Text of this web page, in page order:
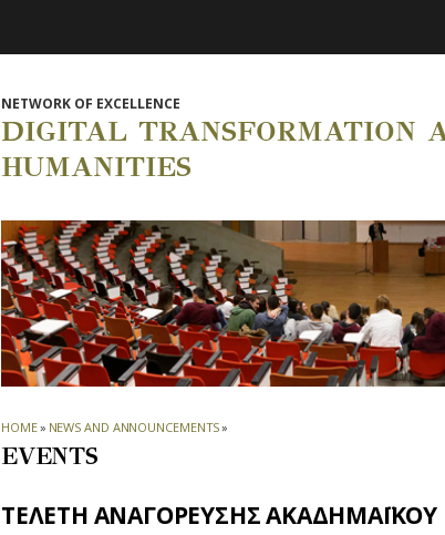
NETWORK OF EXCELLENCE
DIGITAL TRANSFORMATION
HUMANITIES
HOME» NEWS AND ANNOUNCEMENTS»
EVENTS
ΤΕΛΕΤΗ ΑΝΑΓΟΡΕΥΣΗΣ ΑΚΑΔΗΜΑΪΚΟΥ